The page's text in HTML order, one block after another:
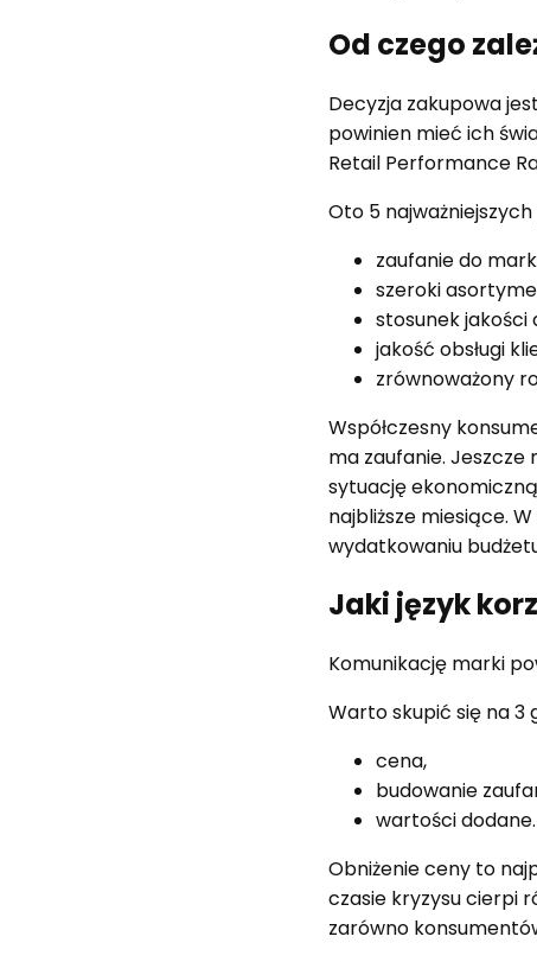
Od czego
Decyzja zakupowa
powinien mieć ich
Retail Performance
Oto 5
zaufanie do marki
szeroki
stosunek jakości
jakość obsługi
zrównoważony
Współczesny
ma zaufanie. Jeszcze
sytuację
najbliższe miesiące.
wydatkowaniu
Jaki język
Komunikację marki
Warto skupić się na 3
cena,
budowanie
wartości dodane.
Obniżenie ceny to
czasie kryzysu cierpi
zarówno